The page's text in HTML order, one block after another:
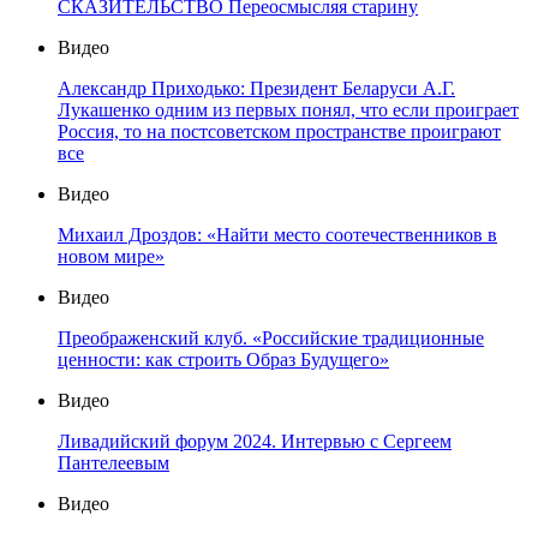
СКАЗИТЕЛЬСТВО Переосмысляя старину
Видео
Александр Приходько: Президент Беларуси А.Г.
Лукашенко одним из первых понял, что если проиграет
Россия, то на постсоветском пространстве проиграют
все
Видео
Михаил Дроздов: «Найти место соотечественников в
новом мире»
Видео
Преображенский клуб. «Российские традиционные
ценности: как строить Образ Будущего»
Видео
Ливадийский форум 2024. Интервью с Сергеем
Пантелеевым
Видео